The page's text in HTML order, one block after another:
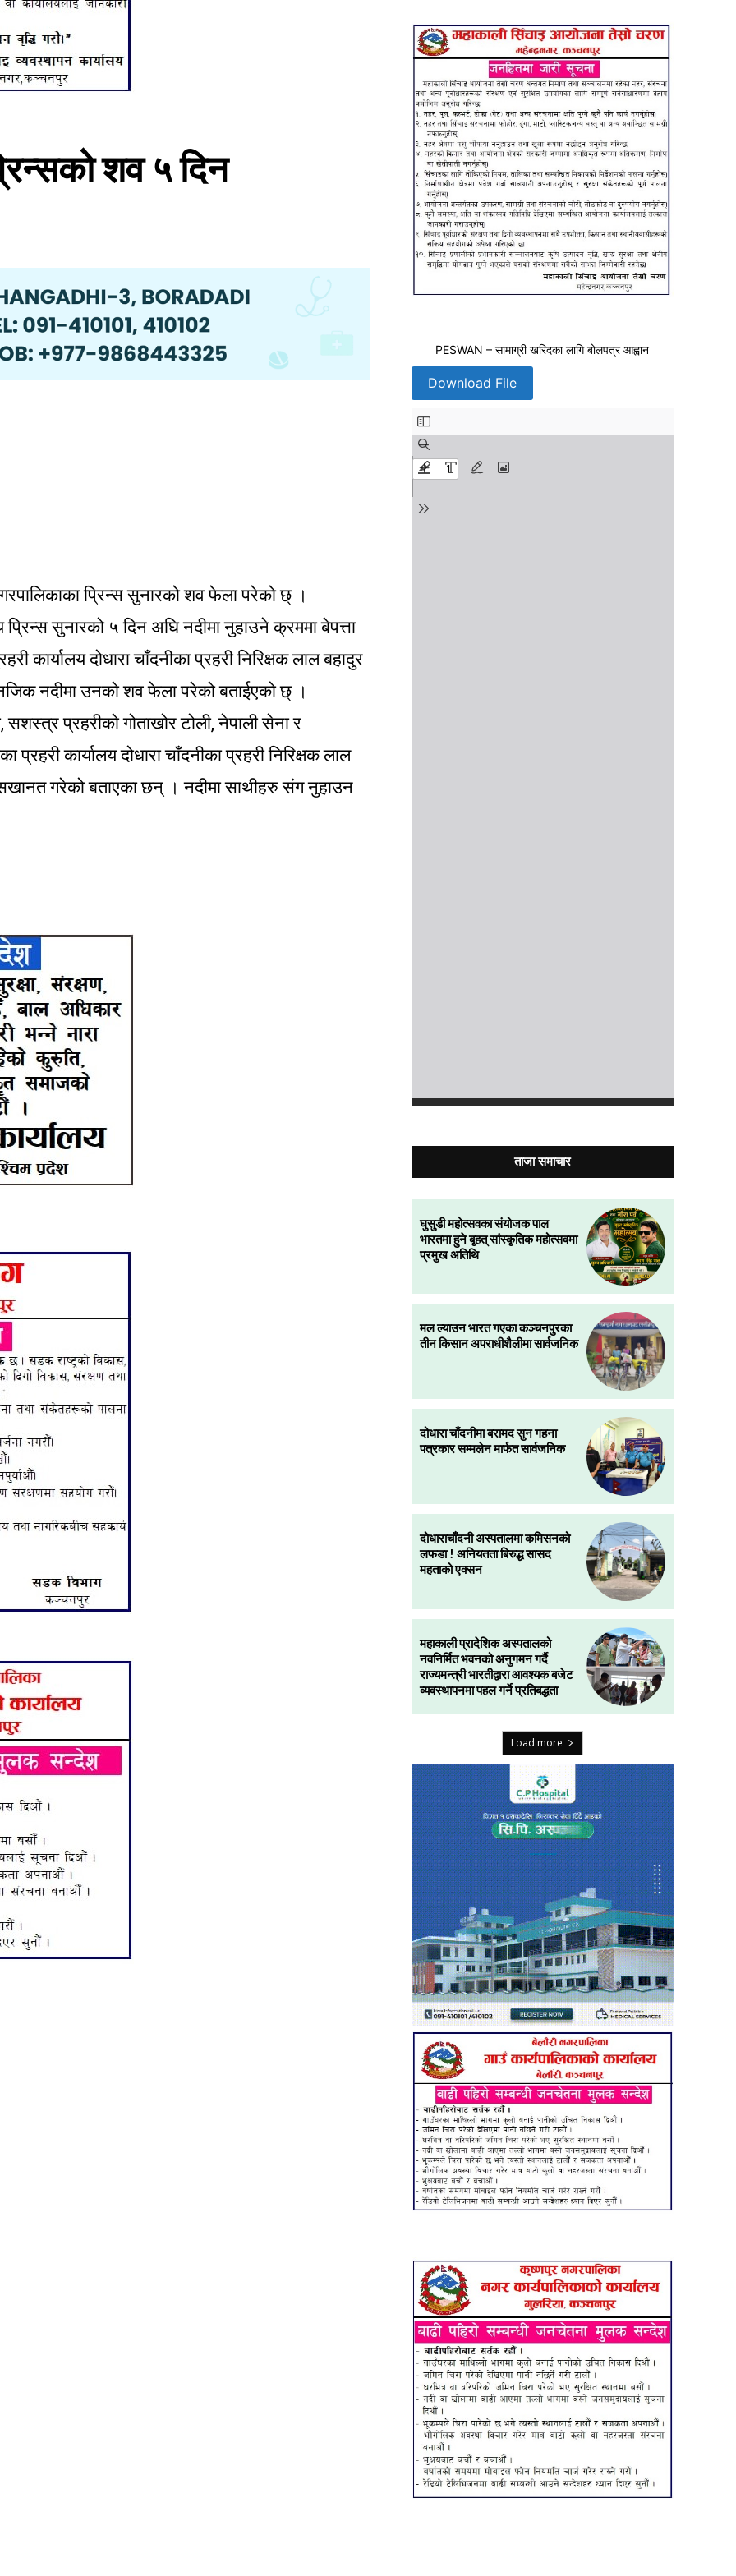
शव ५ दिन
प्रिन्स सुनारको शव फेला परेको छ् ।
प्रिन्स सुनारको ५ दिन अघि नदीमा नुहाउने क्रममा बेपत्ता
दोधारा चाँदनीका प्रहरी निरिक्षक लाल बहादुर
नदीमा उनको शव फेला परेको बताईएको छ् ।
सशस्त्र प्रहरीको गोताखोर टोली, नेपाली सेना र
कार्यालय दोधारा चाँदनीका प्रहरी निरिक्षक लाल
गरेको बताएका छन् । नदीमा साथीहरु संग नुहाउन
PESWAN – सामाग्री खरिदका लागि बोलपत्र आह्वान
Download File
ताजा समाचार
घुसुडी महोत्सवका संयोजक पाल
भारतमा हुने बृहत् सांस्कृतिक महोत्सवमा
प्रमुख अतिथि
मल ल्याउन भारत गएका कञ्चनपुरका
तीन किसान अपराधीशैलीमा सार्वजनिक
दोधारा चाँदनीमा बरामद सुन गहना
पत्रकार सम्मलेन मार्फत सार्वजनिक
दोधाराचाँदनी अस्पतालमा कमिसनको
लफडा ! अनियतता बिरुद्ध सासद
महताको एक्सन
महाकाली प्रादेशिक अस्पतालको
नवनिर्मित भवनको अनुगमन गर्दै
राज्यमन्त्री भारतीद्वारा आवश्यक बजेट
व्यवस्थापनमा पहल गर्ने प्रतिबद्धता
Load more